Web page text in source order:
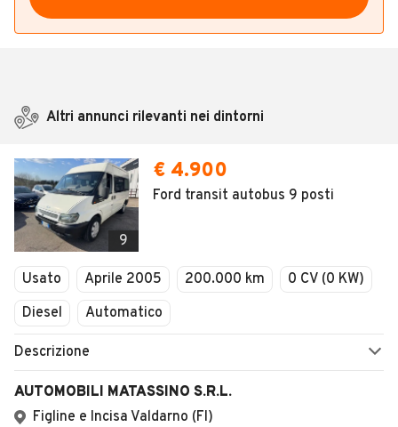
Altri annunci rilevanti nei dintorni
9
€ 4.900
Ford transit autobus 9 posti
Usato Aprile 2005 200.000 km
0 CV (0 KW)
Diesel
Automatico
Descrizione
AUTOMOBILI MATASSINO S.R.L.
Figline e Incisa Valdarno (FI)